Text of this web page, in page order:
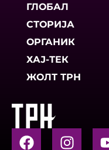
ГЛОБАЛ
СТОРИЈА
ОРГАНИК
ХАЈ-ТЕК
ЖОЛТ ТРН